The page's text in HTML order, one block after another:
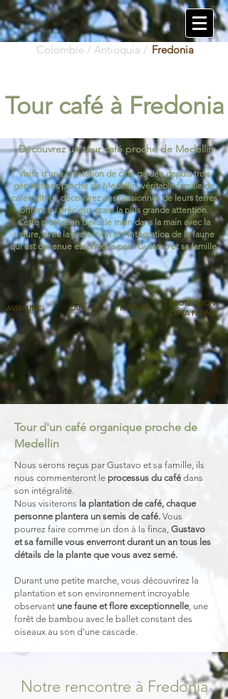
Colombie / Antioquia / Fredonia
Tour café à Fredonia
Découvrez un tour café proche de Medellin
Visite d'une plantation de café gardée depuis trois
générations proche de Medellin, véritable famille de
caféiculteur, découvrez des passionnés de leurs terres
offrant au précieux grain la plus grande attention.
Cette plantation travaille main dans la main avec la
nature, avec laprotectionet l'intégration de la faune
qui est devenue essentielle pour Gustavo et sa famille.
AVIFAUNE CAFÉ NATURE
PROTECTION
DE LA FAUNE
Tour d'un café organique proche de
Medellin
Nous serons reçus par Gustavo et sa famille, ils
nous commenteront le processus du café dans
son intégralité.
Nous visiterons la plantation de café, chaque
personne plantera un semis de café. Vous
pourrez faire comme un don à la finca, Gustavo
et sa famille vous enverront durant un an tous les
détails de la plante que vous avez semé.
Durant une petite marche, vous découvrirez la
plantation et son environnement incroyable
observant une faune et flore exceptionnelle, une
forêt de bambou avec le ballet constant des
oiseaux au son d'une cascade.
Notre rencontre à Fredonia